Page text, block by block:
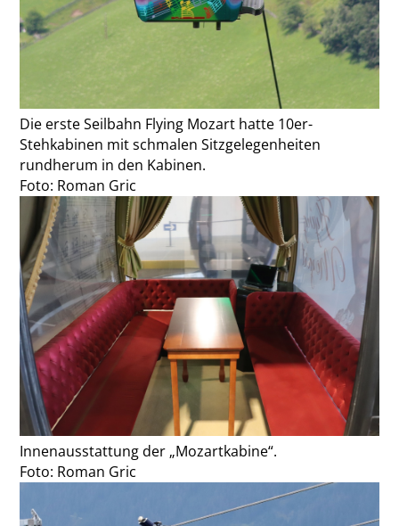
Die erste Seilbahn Flying Mozart hatte 10er-
Stehkabinen mit schmalen Sitzgelegenheiten
rundherum in den Kabinen.
Foto: Roman Gric
Innenausstattung der „Mozartkabine“.
Foto: Roman Gric